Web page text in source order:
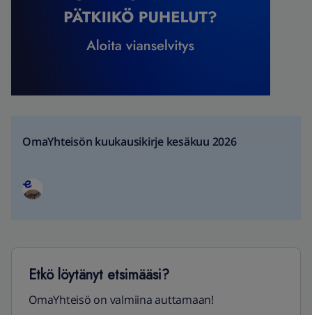
OmaYhteisön kuukausikirje kesäkuu 2026
Etkö löytänyt etsimääsi?
OmaYhteisö on valmiina auttamaan!